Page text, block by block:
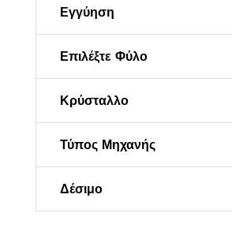
Εγγύηση
Επιλέξτε Φύλο
Κρύσταλλο
Τύπος Μηχανής
Δέσιμο